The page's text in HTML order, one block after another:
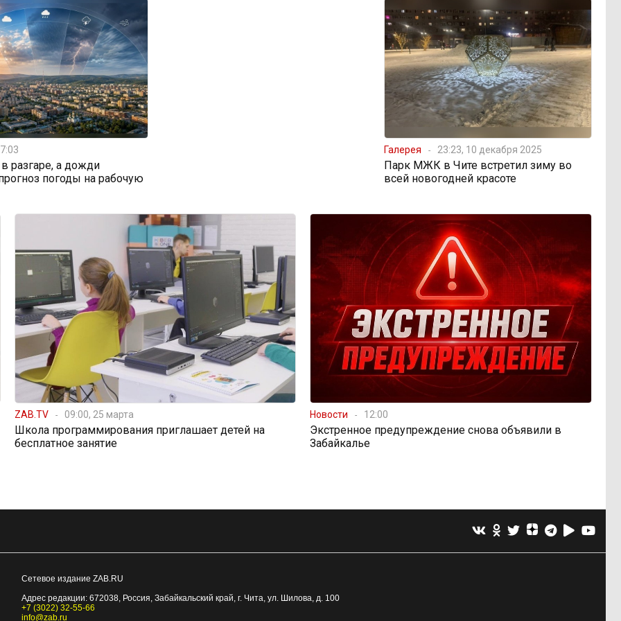
разгаре, а дожди
погоды на рабочую
Галерея 23:23, 10 декабря 2025
Парк МЖК в Чите встретил зиму во
всей новогодней красоте
ZAB.TV 09:00, 25 марта
Школа программирования приглашает детей на
бесплатное занятие
Новости 12:00
Экстренное предупреждение снова объявили в
Забайкалье
Сетевое издание ZAB.RU
Адрес редакции: 672038, Россия, Забайкальский край, г. Чита, ул. Шилова, д. 100
+7 (3022) 32-55-66
info@zab.ru